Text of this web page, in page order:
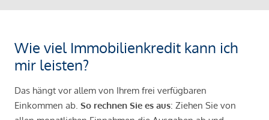
Wie viel Immobilienkredit kann ich
mir leisten?
Das hängt vor allem von Ihrem frei verfügbaren
Einkommen ab. So rechnen Sie es aus: Ziehen Sie von